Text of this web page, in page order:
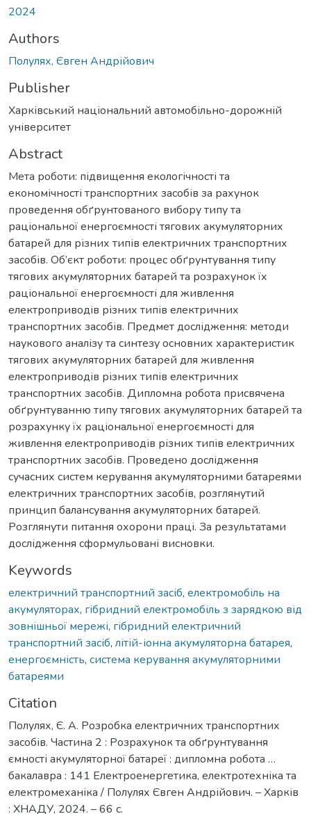
2024
Authors
Полулях, Євген Андрійович
Publisher
Харківський національний автомобільно-дорожній
університет
Abstract
Мета роботи: підвищення екологічності та
економічності транспортних засобів за рахунок
проведення обґрунтованого вибору типу та
раціональної енергоємності тягових акумуляторних
батарей для різних типів електричних транспортних
засобів. Об’єкт роботи: процес обґрунтування типу
тягових акумуляторних батарей та розрахунок їх
раціональної енергоємності для живлення
електроприводів різних типів електричних
транспортних засобів. Предмет дослідження: методи
наукового аналізу та синтезу основних характеристик
тягових акумуляторних батарей для живлення
електроприводів різних типів електричних
транспортних засобів. Дипломна робота присвячена
обґрунтуванню типу тягових акумуляторних батарей та
розрахунку їх раціональної енергоємності для
живлення електроприводів різних типів електричних
транспортних засобів. Проведено дослідження
сучасних систем керування акумуляторними батареями
електричних транспортних засобів, розглянутий
принцип балансування акумуляторних батарей.
Розглянути питання охорони праці. За результатами
дослідження сформульовані висновки.
Keywords
електричний транспортний засіб, електромобіль на
акумуляторах, гібридний електромобіль з зарядкою від
зовнішньої мережі, гібридний електричний
транспортний засіб, літій-іонна акумуляторна батарея,
енергоємність, система керування акумуляторними
батареями
Citation
Полулях, Є. А. Розробка електричних транспортних
засобів. Частина 2 : Розрахунок та обґрунтування
ємності акумуляторної батареї : дипломна робота …
бакалавра : 141 Електроенергетика, електротехніка та
електромеханіка / Полулях Євген Андрійович. – Харків
: ХНАДУ, 2024. – 66 с.